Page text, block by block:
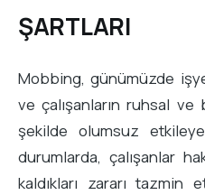
ŞARTLARI
Mobbing, günümüzde
ve çalışanların ruhsal ve
şekilde olumsuz
durumlarda, çalışanlar
kaldıkları zararı